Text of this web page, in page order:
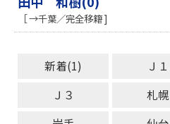
［ →千葉／完全移籍 ]
新着(1) Ｊ１
Ｊ３
札幌